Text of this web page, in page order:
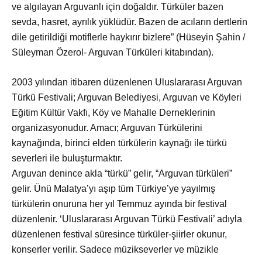
ve algılayan Arguvanlı için doğaldır. Türküler bazen
sevda, hasret, ayrılık yüklüdür. Bazen de acıların dertlerin
dile getirildiği motiflerle haykırır bizlere” (Hüseyin Şahin /
Süleyman Özerol- Arguvan Türküleri kitabından).
2003 yılından itibaren düzenlenen Uluslararası Arguvan
Türkü Festivali; Arguvan Belediyesi, Arguvan ve Köyleri
Eğitim Kültür Vakfı, Köy ve Mahalle Derneklerinin
organizasyonudur. Amacı; Arguvan Türkülerini
kaynağında, birinci elden türkülerin kaynağı ile türkü
severleri ile buluşturmaktır.
Arguvan denince akla “türkü” gelir, “Arguvan türküleri”
gelir. Ünü Malatya’yı aşıp tüm Türkiye’ye yayılmış
türkülerin onuruna her yıl Temmuz ayında bir festival
düzenlenir. ‘Uluslararası Arguvan Türkü Festivali’ adıyla
düzenlenen festival süresince türküler-şiirler okunur,
konserler verilir. Sadece müzikseverler ve müzikle